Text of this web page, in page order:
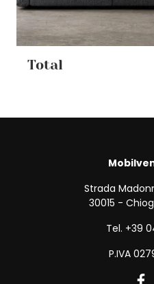
Total
Strada
30015 -
Tel. +39
P.IVA